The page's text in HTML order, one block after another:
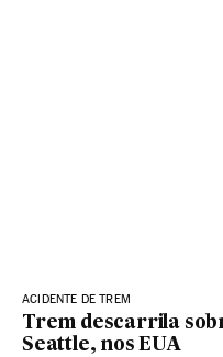
ACIDENTE DE TREM
Trem descarrila
Seattle, nos EUA